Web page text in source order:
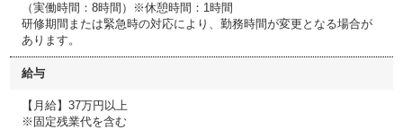
（実働時間：8時間）※休憩時間：1時間
研修期間または緊急時の対応により、勤務時間が変更となる場合が
あります。
給与
【月給】37万円以上
※固定残業代を含む